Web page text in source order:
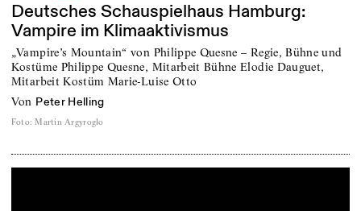
Deutsches Schauspielhaus Hamburg:
Vampire im Klimaaktivismus
„Vampire’s Mountain“ von Philippe Quesne – Regie, Bühne und
Kostüme Philippe Quesne, Mitarbeit Bühne Elodie Dauguet,
Mitarbeit Kostüm Marie-Luise Otto
von Peter Helling
Foto: Martin Argyroglo